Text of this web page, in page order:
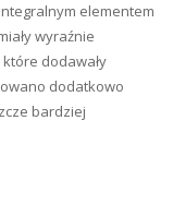
elementem
wyraźnie
dodawały
dodatkowo
bardziej